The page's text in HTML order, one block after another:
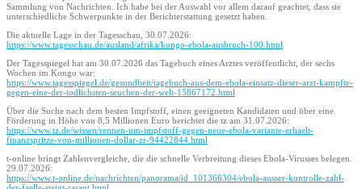
Sammlung von Nachrichten. Ich habe bei der Auswahl vor allem darauf geachtet, dass sie
unterschiedliche Schwerpunkte in der Berichterstattung gesetzt haben.
Die aktuelle Lage in der Tagesschau, 30.07.2026:
https://www.tagesschau.de/ausland/afrika/kongo-ebola-ausbruch-100.html
Der Tagesspiegel hat am 30.07.2026 das Tagebuch eines Arztes veröffentlicht, der sechs
Wochen im Kongo war:
https://www.tagesspiegel.de/gesundheit/tagebuch-aus-dem-ebola-einsatz-dieser-arzt-kampfte-
gegen-eine-der-todlichsten-seuchen-der-welt-15867172.html
Über die Suche nach dem besten Impfstoff, einen geeigneten Kandidaten und über eine
Förderung in Höhe von 8,5 Millionen Euro berichtet die tz am 31.07.2026:
https://www.tz.de/wissen/rennen-um-impfstoff-gegen-neue-ebola-variante-erhaelt-
finanzspritze-von-millionen-dollar-zr-94422844.html
t-online bringt Zahlenvergleiche, die die schnelle Verbreitung dieses Ebola-Virusses belegen.
29.07.2026:
https://www.t-online.de/nachrichten/panorama/id_101366304/ebola-ausser-kontrolle-zahl-